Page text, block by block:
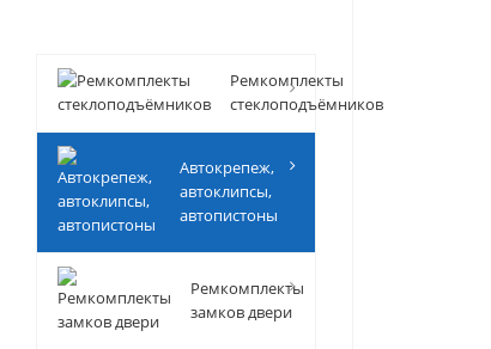
Ремкомплекты
стеклоподъёмников
Автокрепеж,
автоклипсы,
автопистоны
Ремкомплекты
замков двери